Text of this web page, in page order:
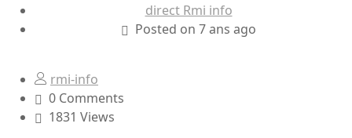
direct Rmi info
Posted on 7 ans ago
rmi-info
0 Comments
1831 Views